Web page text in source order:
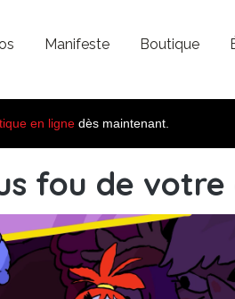
Manifeste Boutique
en lignedès maintenant.
fou de